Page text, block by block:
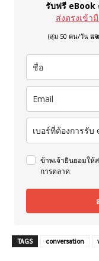
รับฟรี eBook
ส่งตรงเข้า
(สุ่ม 50 คน/วัน แ
ข้าพเจ้ายินยอมให้
การตลาด
TAGS conversation